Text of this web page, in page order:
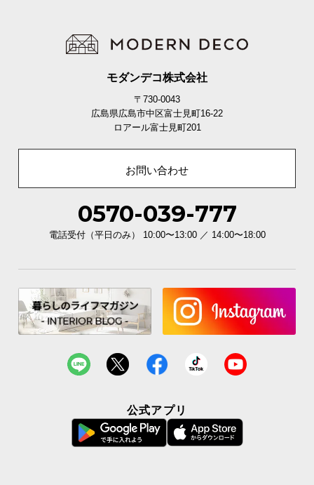
モダンデコ株式会社
〒730-0043
広島県広島市中区富士見町16-22
ロアール富士見町201
お問い合わせ
0570-039-777
電話受付（平日のみ） 10:00〜13:00 ／ 14:00〜18:00
公式アプリ